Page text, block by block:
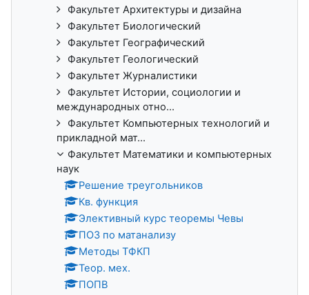
Факультет Архитектуры и дизайна
Факультет Биологический
Факультет Географический
Факультет Геологический
Факультет Журналистики
Факультет Истории, социологии и
международных отно...
Факультет Компьютерных технологий и
прикладной мат...
Факультет Математики и компьютерных
наук
Решение треугольников
Кв. функция
Элективный курс теоремы Чевы
ПОЗ по матанализу
Методы ТФКП
Теор. мех.
ПОПВ